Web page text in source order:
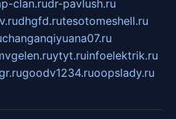
clan.rudr-pavlush.ru
dhgfd.rutesotomeshell.ru
changanqiyuana07.ru
ytyt.ruinfoelektrik.ru
goodv1234.ruoopslady.ru